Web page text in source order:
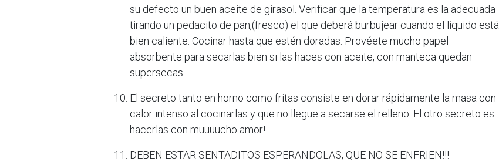
su defecto un buen aceite de girasol. Verificar que la temperatura es la adecuada
tirando un pedacito de pan,(fresco) el que deberá burbujear cuando el líquido está
bien caliente. Cocinar hasta que estén doradas. Provéete mucho papel
absorbente para secarlas bien si las haces con aceite, con manteca quedan
supersecas.
El secreto tanto en horno como fritas consiste en dorar rápidamente la masa con
calor intenso al cocinarlas y que no llegue a secarse el relleno. El otro secreto es
hacerlas con muuuucho amor!
DEBEN ESTAR SENTADITOS ESPERANDOLAS, QUE NO SE ENFRIEN!!!